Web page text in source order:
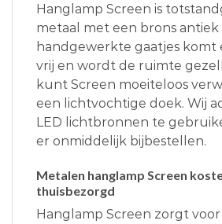
Hanglamp Screen is
metaal met een brons antiek
handgewerkte gaatjes komt
vrij en wordt de ruimte
kunt Screen moeiteloos
een lichtvochtige doek. Wij
LED lichtbronnen te
er onmiddelijk bijbestellen.
Metalen hanglamp Screen
thuisbezorgd
Hanglamp Screen zorgt